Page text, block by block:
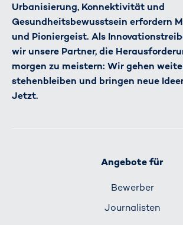
Urbanisierung, Konnektivität und
Gesundheitsbewusstsein erfordern
und Pioniergeist. Als
wir unsere Partner, die
morgen zu meistern: Wir gehen
stehenbleiben und bringen neue
Jetzt.
Angebote für
Bewerber
Journalisten